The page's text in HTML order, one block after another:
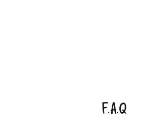
F.A.Q